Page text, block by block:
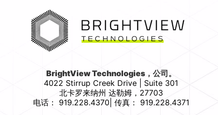
BrightView Technologies，公司。
4022 Stirrup Creek Drive | Suite 301
北卡罗来纳州 达勒姆， 27703
电话：
919.228.4370 传真： 919.228.4371